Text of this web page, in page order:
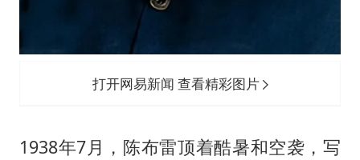
打开网易新闻 查看精彩图片
1938年7月，陈布雷顶着酷暑和空袭，写